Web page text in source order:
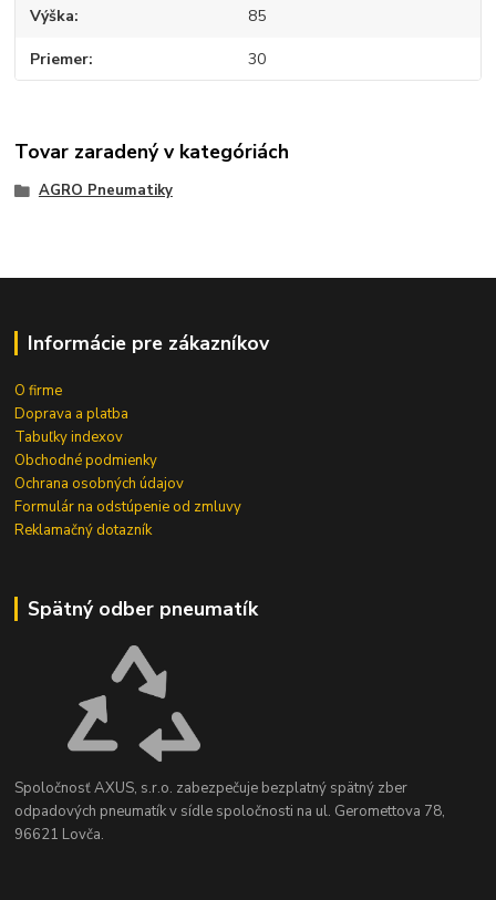
Výška 85
Priemer 30
Tovar zaradený v kategóriách
AGRO Pneumatiky
Informácie pre zákazníkov
O firme
Doprava a platba
Tabuľky indexov
Obchodné podmienky
Ochrana osobných údajov
Formulár na odstúpenie od zmluvy
Reklamačný dotazník
Spätný odber pneumatík
Spoločnosť AXUS, s.r.o. zabezpečuje bezplatný spätný zber
odpadových pneumatík v sídle spoločnosti na ul. Geromettova 78,
96621 Lovča.